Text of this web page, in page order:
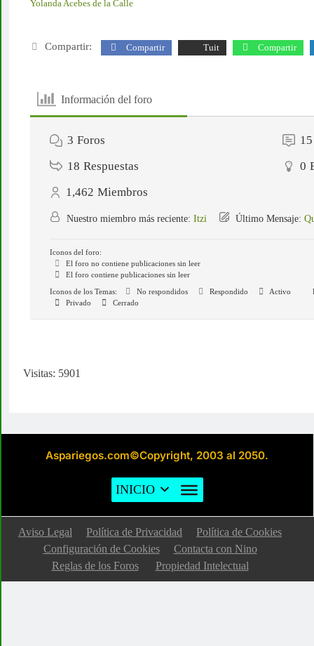
Yolanda Acebes de la Calle
Compartir: Compartir Tuit Compartir
Información del foro
3 Foros
15
18 Respuestas 0
1,462 Miembros
Nuestro miembro más reciente: Itzi Último Mensaje:
Iconos del foro:
El foro no contiene publicaciones sin leer
El foro contiene publicaciones sin leer
Iconos de los Temas:
No respondidos Respondido Activo
Privado
Cerrado
Visitas: 5901
Aspariegos.com©Copyright, 2003 al 2050.
INICIO
Aviso Legal Política de Privacidad
Política de Cookies
Configuración de Cookies
Contacta con Nino
Reglas de los Foros
Propiedad Intelectual